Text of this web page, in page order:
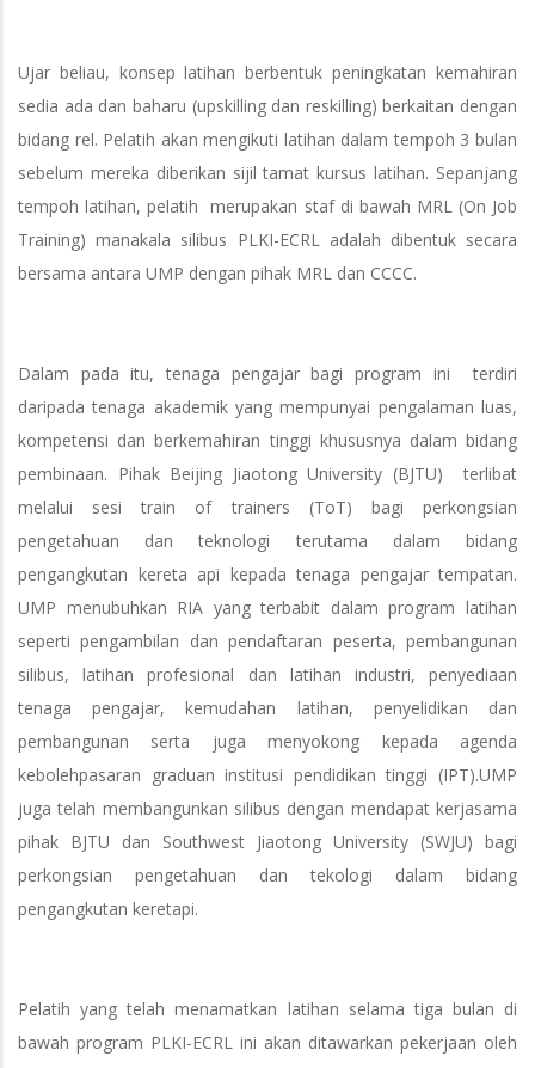
Ujar beliau, konsep latihan berbentuk peningkatan kemahiran
sedia ada dan baharu (upskilling dan reskilling) berkaitan dengan
bidang rel. Pelatih akan mengikuti latihan dalam tempoh 3 bulan
sebelum mereka diberikan sijil tamat kursus latihan. Sepanjang
tempoh latihan, pelatih merupakan staf di bawah MRL (On Job
Training) manakala silibus PLKI-ECRL adalah dibentuk secara
bersama antara UMP dengan pihak MRL dan CCCC.
Dalam pada itu, tenaga pengajar bagi program ini terdiri
daripada tenaga akademik yang mempunyai pengalaman luas,
kompetensi dan berkemahiran tinggi khususnya dalam bidang
pembinaan. Pihak Beijing Jiaotong University (BJTU) terlibat
melalui sesi train of trainers (ToT) bagi perkongsian
pengetahuan dan teknologi terutama dalam bidang
pengangkutan kereta api kepada tenaga pengajar tempatan.
UMP menubuhkan RIA yang terbabit dalam program latihan
seperti pengambilan dan pendaftaran peserta, pembangunan
silibus, latihan profesional dan latihan industri, penyediaan
tenaga pengajar, kemudahan latihan, penyelidikan dan
pembangunan serta juga menyokong kepada agenda
kebolehpasaran graduan institusi pendidikan tinggi (IPT).UMP
juga telah membangunkan silibus dengan mendapat kerjasama
pihak BJTU dan Southwest Jiaotong University (SWJU) bagi
perkongsian pengetahuan dan tekologi dalam bidang
pengangkutan keretapi.
Pelatih yang telah menamatkan latihan selama tiga bulan di
bawah program PLKI-ECRL ini akan ditawarkan pekerjaan oleh